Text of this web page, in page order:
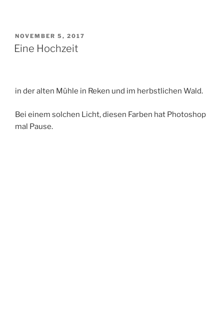
VERÖFFENTLICHT
AM
NOVEMBER 5, 2017
Eine Hochzeit
in der alten Mühle in Reken und im herbstlichen Wald.
Bei einem solchen Licht, diesen Farben hat Photoshop
mal Pause.